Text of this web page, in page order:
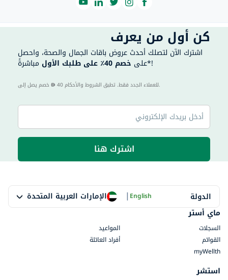
كن أول من يعرف
اشترك الآن لتصلك أحدث عروض باقات الجمال والصحة، واحصل
على خصم 40٪ على طلبك الأول مباشرةً*!
40 للعملاء الجدد فقط. تطبق الشروط والأحكام.
اشترك هنا
الدولة الإمارات العربية المتحدة |English
ماي أستر
السجلات
المواعيد
القوائم
أفراد العائلة
myWellth
استشر